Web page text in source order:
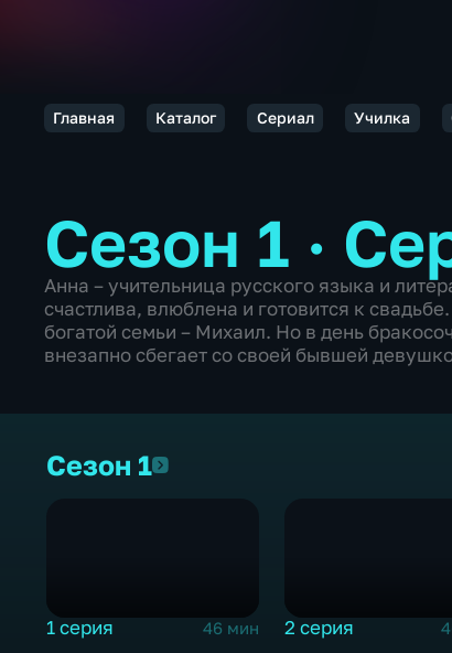
Главная Каталог Сериал Училка
Сезон 1 ·
Анна – учительница русского языка и
счастлива, влюблена и готовится к
богатой семьи – Михаил. Но в день
внезапно сбегает со своей бывшей
Сезон 1Сезон 1
1 серия 46 мин 2 серия